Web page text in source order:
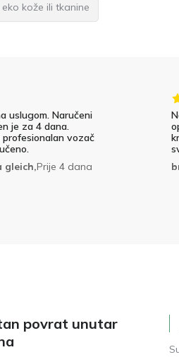
kože ili tkanine
uslugom. Naručeni
je za 4 dana.
vozač
gleich,Prije 4 dana
povrat unutar